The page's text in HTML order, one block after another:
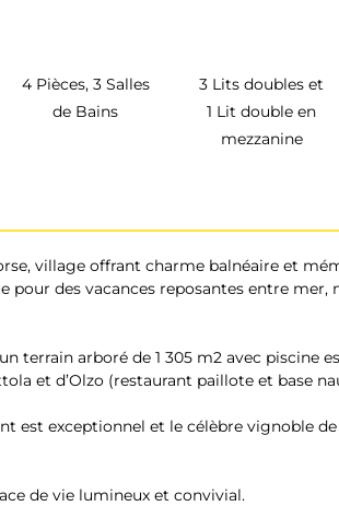
4 Pièces, 3 Salles
de Bains
3 Lits doubles et
1 Lit double en
mezzanine
village offrant charme balnéaire et
pour des vacances reposantes entre
terrain arboré de 1 305 m2 avec piscine
et d’Olzo (restaurant paillote et base
est exceptionnel et le célèbre vignoble
de vie lumineux et convivial.